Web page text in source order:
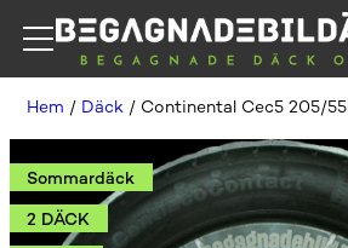
Hem / Däck / Continental Cec5 205/
Sommardäck
2 DÄCK